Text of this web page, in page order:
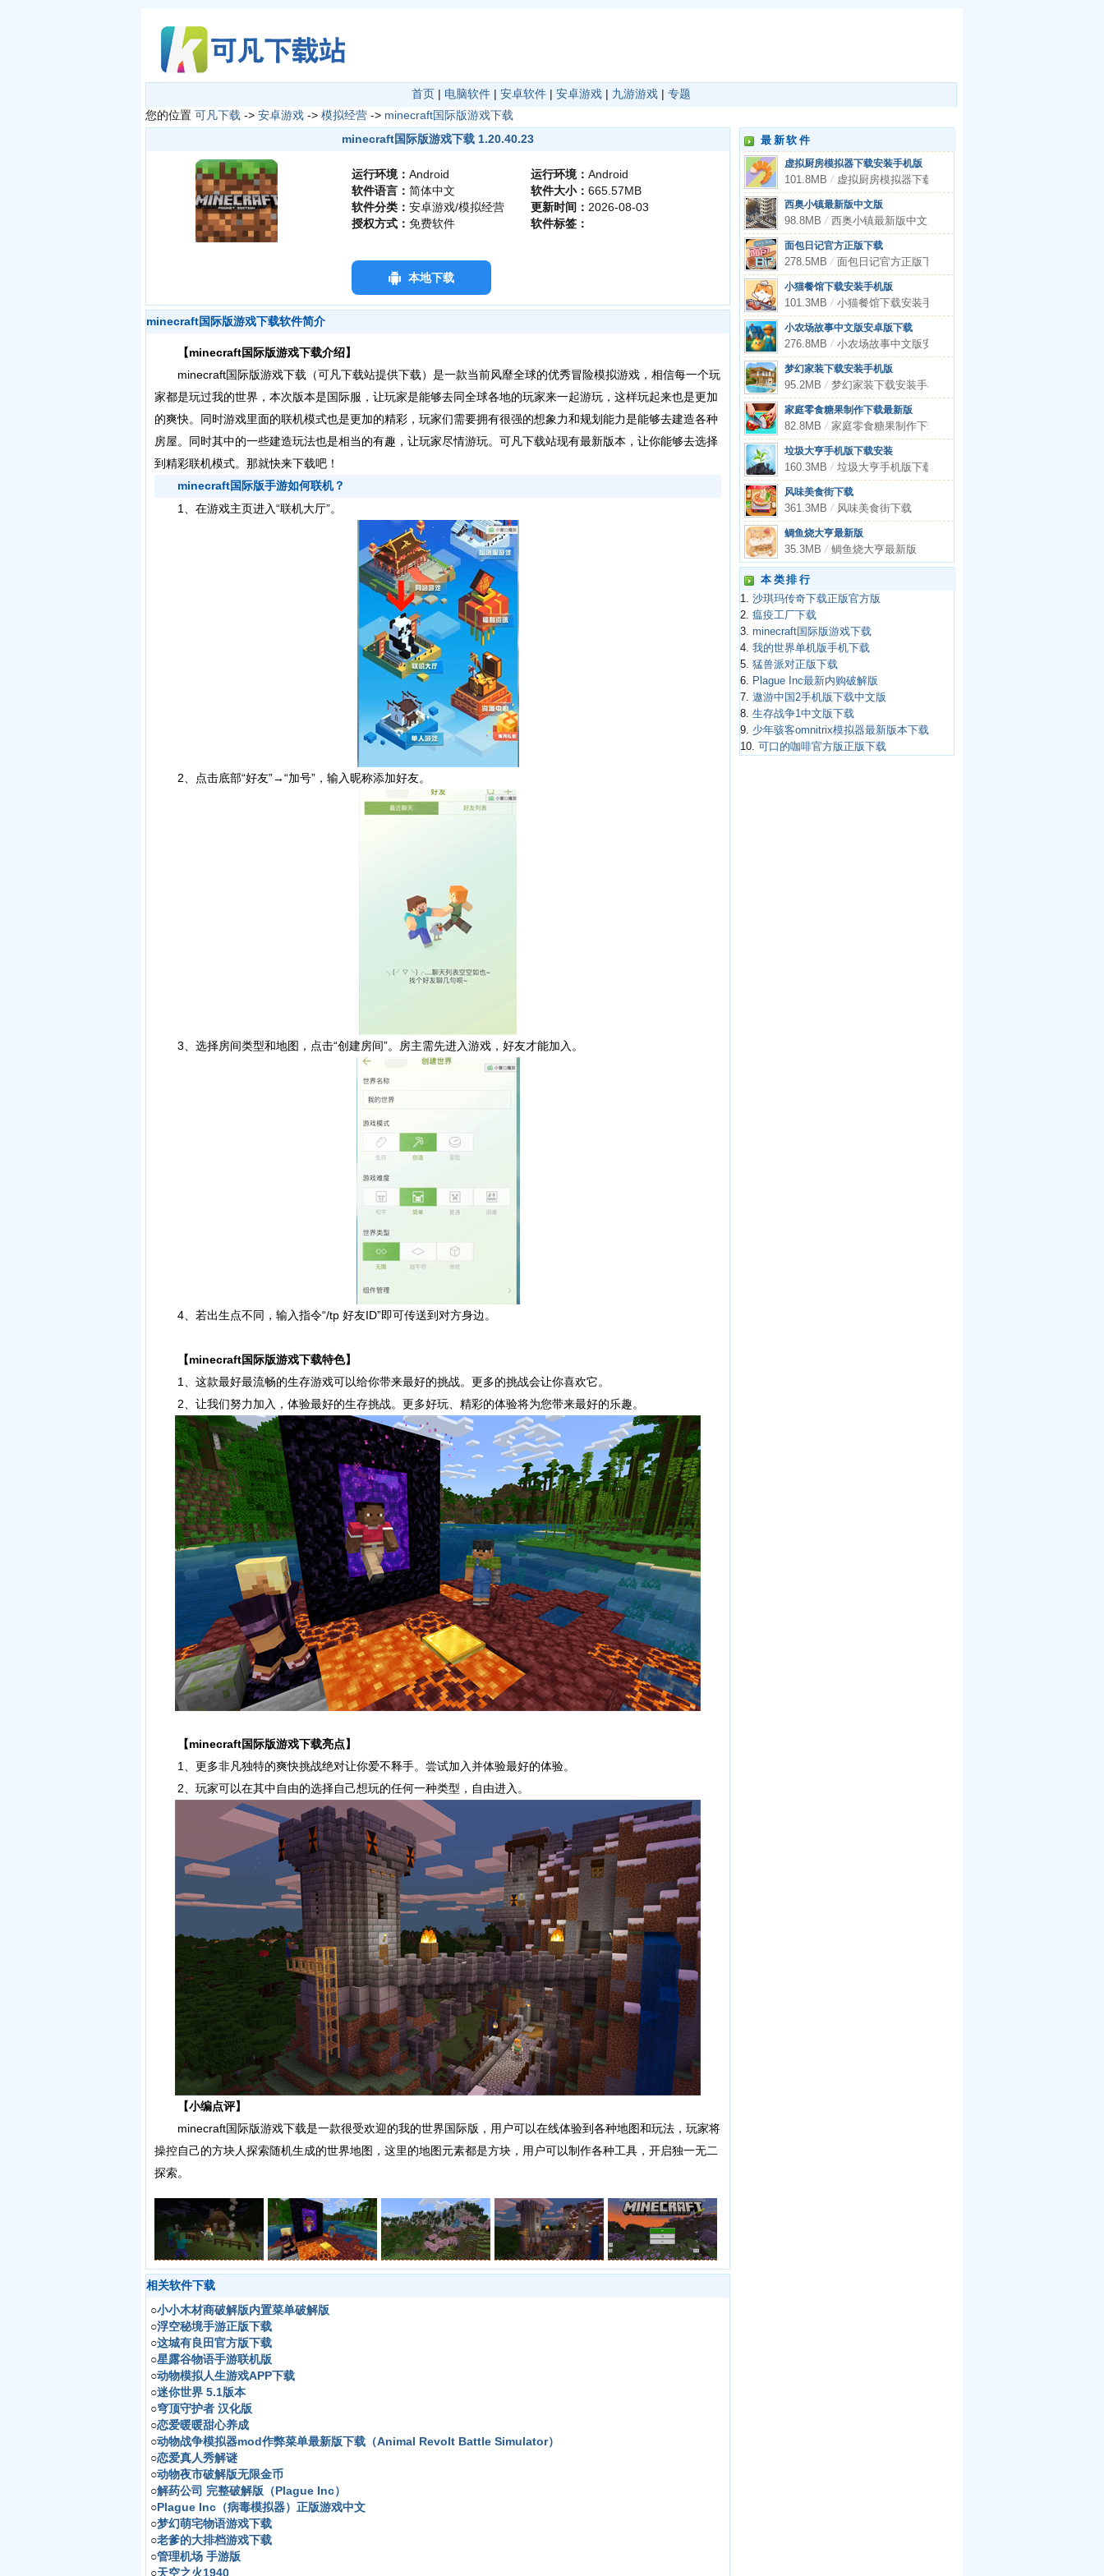
首页 | 电脑软件 | 安卓软件 | 安卓游戏 | 九游游戏 | 专题
您的位置 可凡下载 -> 安卓游戏 -> 模拟经营 -> minecraft国际版游戏下载
minecraft国际版游戏下载 1.20.40.23
运行环境： Android
软件语言： 简体中文
软件分类： 安卓游戏/模拟经营
授权方式： 免费软件
运行环境： Android
软件大小： 665.57MB
更新时间： 2026-08-03
软件标签：
本地下载
minecraft国际版游戏下载软件简介
【minecraft国际版游戏下载介绍】
minecraft国际版游戏下载（可凡下载站提供下载）是一款当前风靡全球的优秀冒险模拟游戏，相信每一个玩
家都是玩过我的世界，本次版本是国际服，让玩家是能够去同全球各地的玩家来一起游玩，这样玩起来也是更加
的爽快。同时游戏里面的联机模式也是更加的精彩，玩家们需要拥有很强的想象力和规划能力是能够去建造各种
房屋。同时其中的一些建造玩法也是相当的有趣，让玩家尽情游玩。可凡下载站现有最新版本，让你能够去选择
到精彩联机模式。那就快来下载吧！
minecraft国际版手游如何联机？
1、在游戏主页进入“联机大厅”。
2、点击底部“好友”→“加号”，输入昵称添加好友。
3、选择房间类型和地图，点击“创建房间”。房主需先进入游戏，好友才能加入。
4、若出生点不同，输入指令“/tp 好友ID”即可传送到对方身边。
【minecraft国际版游戏下载特色】
1、这款最好最流畅的生存游戏可以给你带来最好的挑战。更多的挑战会让你喜欢它。
2、让我们努力加入，体验最好的生存挑战。更多好玩、精彩的体验将为您带来最好的乐趣。
【minecraft国际版游戏下载亮点】
1、更多非凡独特的爽快挑战绝对让你爱不释手。尝试加入并体验最好的体验。
2、玩家可以在其中自由的选择自己想玩的任何一种类型，自由进入。
【小编点评】
minecraft国际版游戏下载是一款很受欢迎的我的世界国际版，用户可以在线体验到各种地图和玩法，玩家将
操控自己的方块人探索随机生成的世界地图，这里的地图元素都是方块，用户可以制作各种工具，开启独一无二
探索。
相关软件下载
○小小木材商破解版内置菜单破解版
○浮空秘境手游正版下载
○这城有良田官方版下载
○星露谷物语手游联机版
○动物模拟人生游戏APP下载
○迷你世界 5.1版本
○穹顶守护者 汉化版
○恋爱暖暖甜心养成
○动物战争模拟器mod作弊菜单最新版下载（Animal Revolt Battle Simulator）
○恋爱真人秀解谜
○动物夜市破解版无限金币
○解药公司 完整破解版（Plague Inc）
○Plague Inc（病毒模拟器）正版游戏中文
○梦幻萌宅物语游戏下载
○老爹的大排档游戏下载
○管理机场 手游版
○天空之火1940
最新软件
虚拟厨房模拟器下载安装手机版
101.8MB/ 虚拟厨房模拟器下载安装手机版
西奥小镇最新版中文版
98.8MB/ 西奥小镇最新版中文版
面包日记官方正版下载
278.5MB/ 面包日记官方正版下载
小猫餐馆下载安装手机版
101.3MB/ 小猫餐馆下载安装手机版
小农场故事中文版安卓版下载
276.8MB/ 小农场故事中文版安卓版下载
梦幻家装下载安装手机版
95.2MB/ 梦幻家装下载安装手机版
家庭零食糖果制作下载最新版
82.8MB/ 家庭零食糖果制作下载最新版
垃圾大亨手机版下载安装
160.3MB/ 垃圾大亨手机版下载安装
风味美食街下载
361.3MB/ 风味美食街下载
鲷鱼烧大亨最新版
35.3MB/ 鲷鱼烧大亨最新版
本类排行
1. 沙琪玛传奇下载正版官方版
2. 瘟疫工厂下载
3. minecraft国际版游戏下载
4. 我的世界单机版手机下载
5. 猛兽派对正版下载
6. Plague Inc最新内购破解版
7. 遨游中国2手机版下载中文版
8. 生存战争1中文版下载
9. 少年骇客omnitrix模拟器最新版本下载
10. 可口的咖啡官方版正版下载